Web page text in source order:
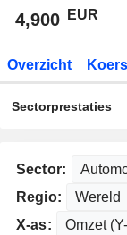
4,900 EUR
Overzicht
Sectorprestaties
Sector:
Regio:
X-as: